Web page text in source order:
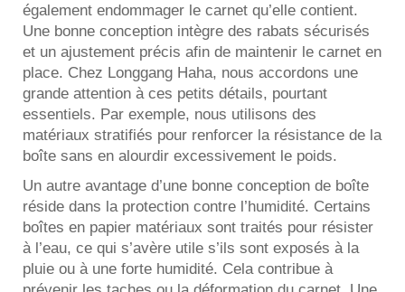
également endommager le carnet qu’elle contient.
Une bonne conception intègre des rabats sécurisés
et un ajustement précis afin de maintenir le carnet en
place. Chez Longgang Haha, nous accordons une
grande attention à ces petits détails, pourtant
essentiels. Par exemple, nous utilisons des
matériaux stratifiés pour renforcer la résistance de la
boîte sans en alourdir excessivement le poids.
Un autre avantage d’une bonne conception de boîte
réside dans la protection contre l’humidité. Certains
boîtes en papier matériaux sont traités pour résister
à l’eau, ce qui s’avère utile s’ils sont exposés à la
pluie ou à une forte humidité. Cela contribue à